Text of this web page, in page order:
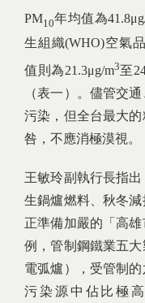
PM10年均值為
生組織(WHO)空氣
值則為21.3μg/m3至
（表一）。儘管交
污染，但全台最大
咎，不應消極漠視。
王敏玲副執行長指
生鍋爐燃料、秋冬
正準備加嚴的「高
例，管制鋼鐵業五大
電弧爐），受管制
污染源中佔比極